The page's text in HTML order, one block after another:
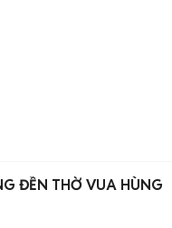
ĐỀN THỜ VUA HÙNG